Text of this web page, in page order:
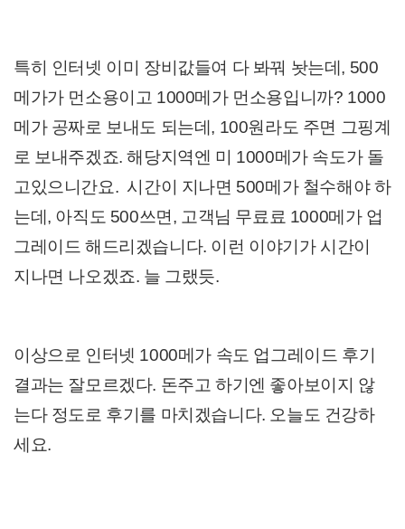
특히 인터넷 이미 장비값들여 다 봐꿔 놧는데, 500
메가가 먼소용이고 1000메가 먼소용입니까? 1000
메가 공짜로 보내도 되는데, 100원라도 주면 그핑계
로 보내주겠죠. 해당지역엔 미 1000메가 속도가 돌
고있으니간요. 시간이 지나면 500메가 철수해야 하
는데, 아직도 500쓰면, 고객님 무료료 1000메가 업
그레이드 해드리겠습니다. 이런 이야기가 시간이
지나면 나오겠죠. 늘 그랬듯.
이상으로 인터넷 1000메가 속도 업그레이드 후기
결과는 잘모르겠다. 돈주고 하기엔 좋아보이지 않
는다 정도로 후기를 마치겠습니다. 오늘도 건강하
세요.